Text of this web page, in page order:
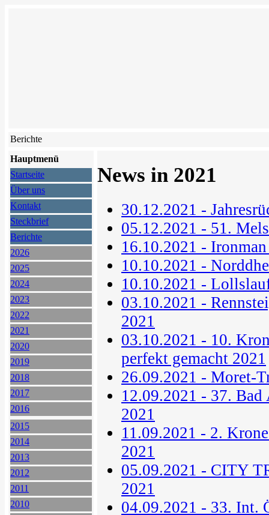
Berichte
Hauptmenü
Startseite
Über uns
Kontakt
Steckbrief
Berichte
2026
2025
2024
2023
2022
2021
2020
2019
2018
2017
2016
2015
2014
2013
2012
2011
2010
News in 2021
30.12.2021 -
05.12.2021 - 51.
16.10.2021 -
10.10.2021 -
10.10.2021 -
03.10.2021 -
2021
03.10.2021 - 10.
perfekt gemacht 2021
26.09.2021 - Moret-
12.09.2021 - 37.
2021
11.09.2021 - 2.
2021
05.09.2021 - CITY
2021
04.09.2021 - 33. Int.